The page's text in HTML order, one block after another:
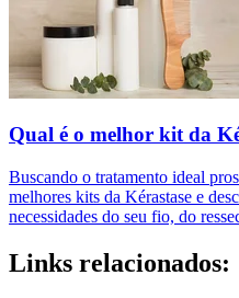
Qual é o melhor kit da
Buscando o tratamento ideal
melhores kits da Kérastase e
necessidades do seu fio, do
Links relacionados: